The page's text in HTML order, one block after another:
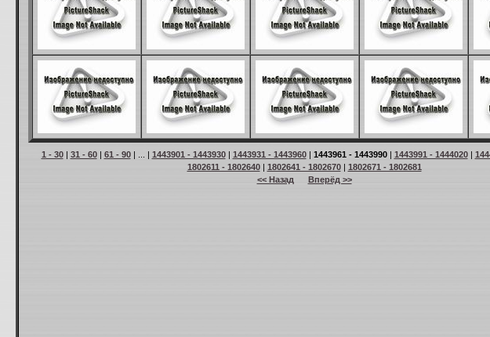
1 - 30| 31 - 60| 61 - 90| ... | 1443901 - 1443930| 1443931 - 1443960| 1443961 - 1443990| 1443991 - 1444020|
1802611 - 1802640| 1802641 - 1802670| 1802671 - 1802681
<< Назад
Вперёд >>